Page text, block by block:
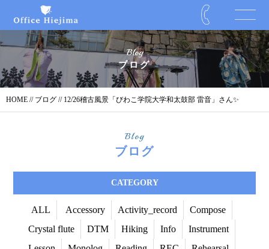
Blog
ブログ
HOME // ブログ // 12/26稽古風景「びわこ学院大学和太鼓部 雷音」さん✨
Blog
ブログ
CATEGORY
ALL Accessory Activity_record
Compose
Crystal flute
DTM Hiking Info
Instrument